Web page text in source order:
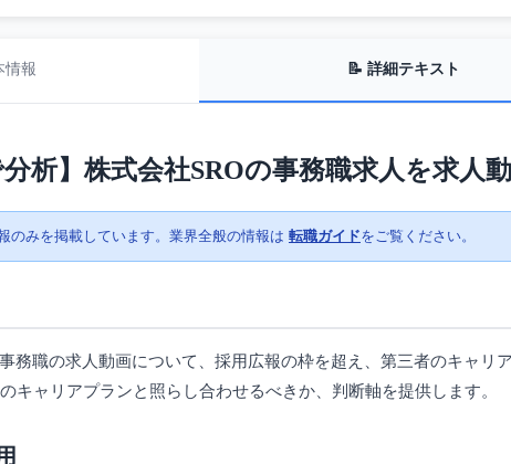
情報 📝 詳細テキスト
分析】株式会社SROの事務職求人を求人
のみを掲載しています。業界全般の情報は 転職ガイドをご覧ください。
務職の求人動画について、採用広報の枠を超え、第三者のキャ
キャリアプランと照らし合わせるべきか、判断軸を提供します。